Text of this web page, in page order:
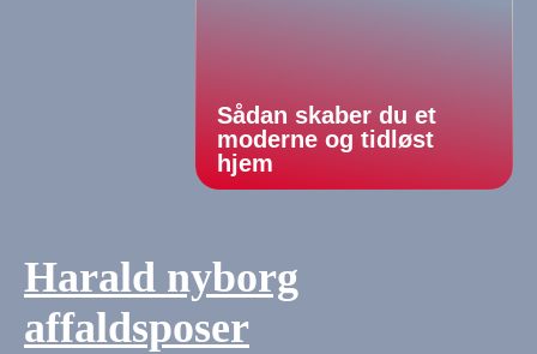
Sådan skaber du et
moderne og tidløst
hjem
Harald nyborg
affaldsposer